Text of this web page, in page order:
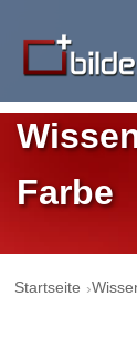
Farbe
Startseite